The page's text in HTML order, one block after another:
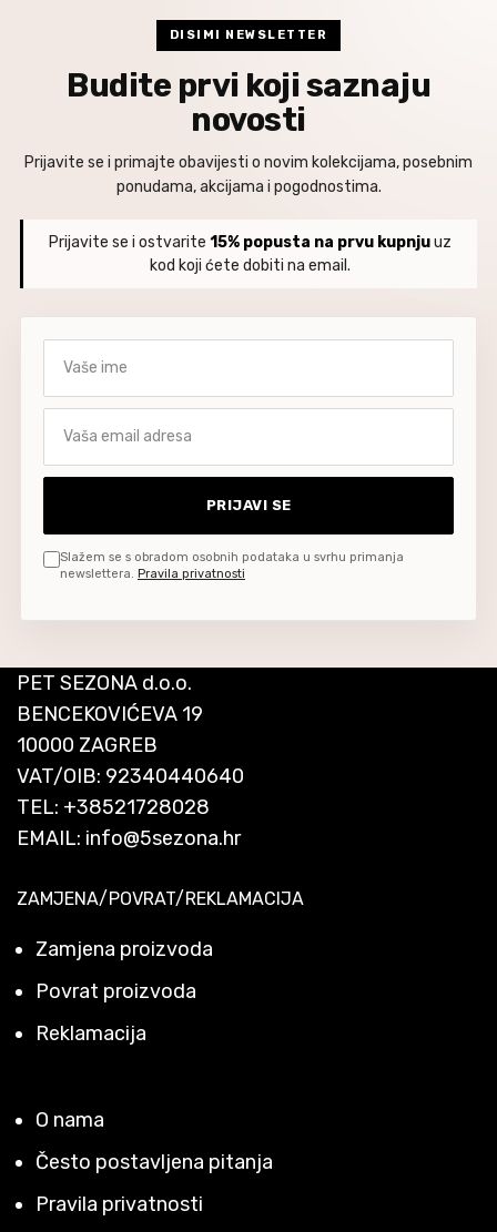
DISIMI NEWSLETTER
Budite prvi koji saznaju
novosti
Prijavite se i primajte obavijesti o novim kolekcijama, posebnim
ponudama, akcijama i pogodnostima.
Prijavite se i ostvarite 15% popusta na prvu kupnjuuz
kod koji ćete dobiti na email.
PRIJAVI SE
Slažem se s obradom osobnih podataka u svrhu primanja
newslettera. Pravila privatnosti
PET SEZONA d.o.o.
BENCEKOVIĆEVA 19
10000 ZAGREB
VAT/OIB: 92340440640
TEL: +38521728028
EMAIL: info@5sezona.hr
ZAMJENA/POVRAT/REKLAMACIJA
Zamjena proizvoda
Povrat proizvoda
Reklamacija
O nama
Često postavljena pitanja
Pravila privatnosti